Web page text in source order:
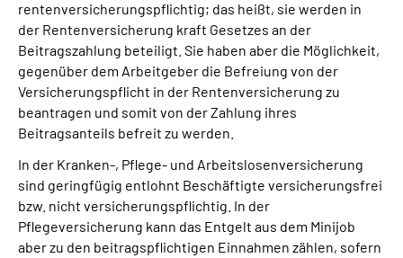
rentenversicherungspflichtig; das heißt, sie werden in
der Rentenversicherung kraft Gesetzes an der
Beitragszahlung beteiligt. Sie haben aber die Möglichkeit,
gegenüber dem Arbeitgeber die Befreiung von der
Versicherungspflicht in der Rentenversicherung zu
beantragen und somit von der Zahlung ihres
Beitragsanteils befreit zu werden.
In der Kranken-, Pflege- und Arbeitslosenversicherung
sind geringfügig entlohnt Beschäftigte versicherungsfrei
bzw. nicht versicherungspflichtig. In der
Pflegeversicherung kann das Entgelt aus dem Minijob
aber zu den beitragspflichtigen Einnahmen zählen, sofern